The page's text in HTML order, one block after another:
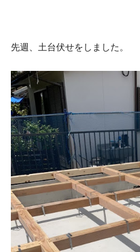
先週、土台伏せをしました。